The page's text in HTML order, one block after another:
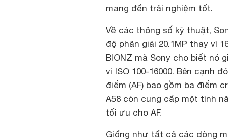
mang đến trải nghiệm tốt.
Về các thông số kỹ thuật,
độ phân giải 20.1MP thay vì
BIONZ mà Sony cho biết nó
vi ISO 100-16000. Bên cạnh
điểm (AF) bao gồm ba điểm
A58 còn cung cấp một tính
tối ưu cho AF.
Giống như tất cả các dòng